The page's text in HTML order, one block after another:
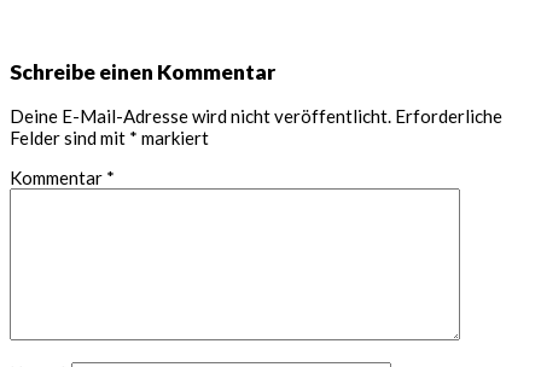
Leser-
Interaktionen
Schreibe einen Kommentar
Deine E-Mail-Adresse wird nicht veröffentlicht. Erforderliche
Felder sind mit * markiert
Kommentar *